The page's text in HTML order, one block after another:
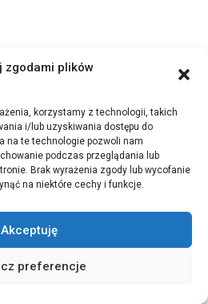
zgodami plików
korzystamy z technologii, takich
i/lub uzyskiwania dostępu do
na te technologie pozwoli nam
podczas przeglądania lub
Brak wyrażenia zgody lub wycofanie
na niektóre cechy i funkcje.
Akceptuję
preferencje